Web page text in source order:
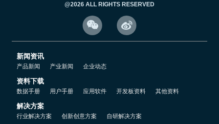
@2026 ALL RIGHTS RESERVED
 
新闻资讯
产品新闻 产业新闻 企业动态
资料下载
数据手册 用户手册 应用软件 开发板资料 其他资料
解决方案
行业解决方案 创新创意方案 自研解决方案